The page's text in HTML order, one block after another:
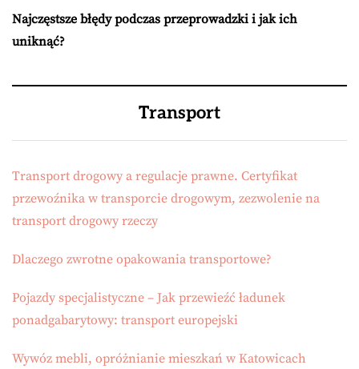
Najczęstsze błędy podczas przeprowadzki i jak ich
uniknąć?
Transport
Transport drogowy a regulacje prawne. Certyfikat
przewoźnika w transporcie drogowym, zezwolenie na
transport drogowy rzeczy
Dlaczego zwrotne opakowania transportowe?
Pojazdy specjalistyczne – Jak przewieźć ładunek
ponadgabarytowy: transport europejski
Wywóz mebli, opróżnianie mieszkań w Katowicach